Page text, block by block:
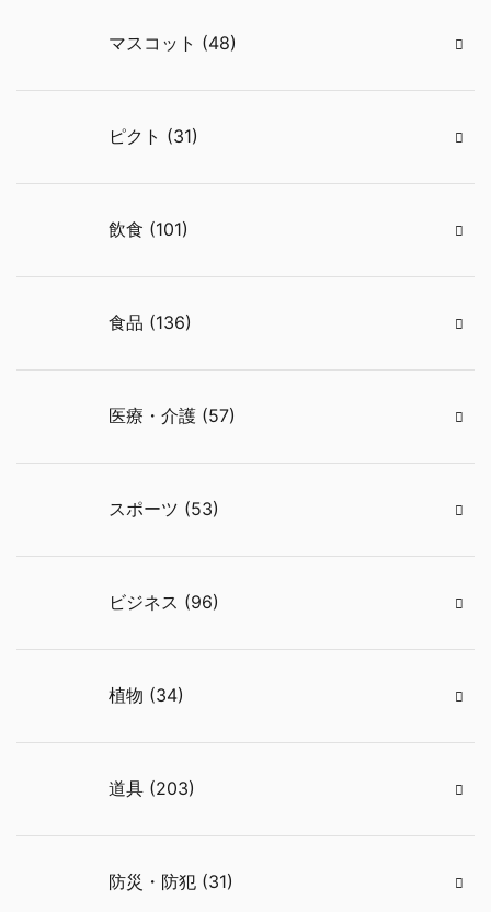
マスコット (48)
ピクト (31)
飲食 (101)
食品 (136)
医療・介護 (57)
スポーツ (53)
ビジネス (96)
植物 (34)
道具 (203)
防災・防犯 (31)